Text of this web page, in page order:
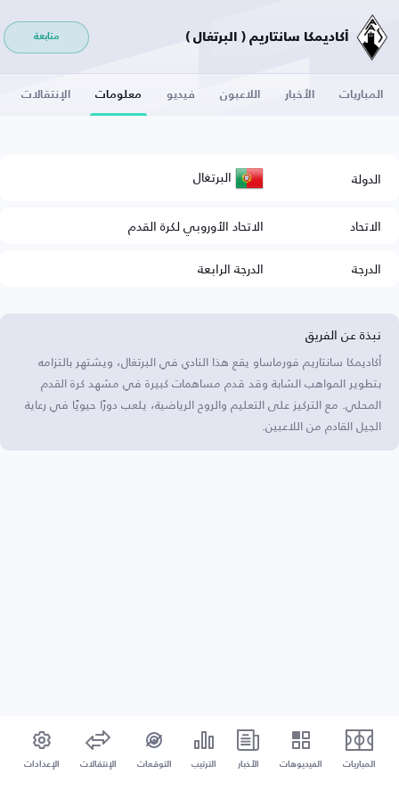
أكاديمكا سانتاريم ( البرتغال ) متابعة
المباريات الأخبار اللاعبون فيديو معلومات الإنتقالات
الدولة البرتغال
الاتحاد
الاتحاد الأوروبي لكرة القدم
الدرجة
الدرجة الرابعة
نبذة عن الفريق
أكاديمكا سانتاريم فورماساو يقع هذا النادي في البرتغال، ويشتهر بالتزامه
بتطوير المواهب الشابة وقد قدم مساهمات كبيرة في مشهد كرة القدم
المحلي. مع التركيز على التعليم والروح الرياضية، يلعب دورًا حيويًا في رعاية
الجيل القادم من اللاعبين.
المباريات الفيديوهات الأخبار الترتيب التوقعات الإنتقالات الإعدادات